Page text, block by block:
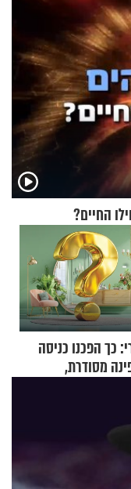
החיים?
כך הפכנו כניסה
מסודרת,